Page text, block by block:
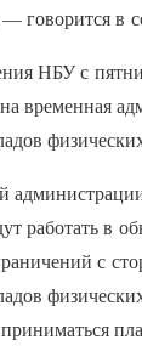
говорится в
НБУ с
временная
работать в
с